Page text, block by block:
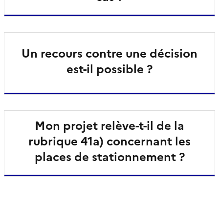
Un recours contre une décision
est-il possible ?
Mon projet relève-t-il de la
rubrique 41a) concernant les
places de stationnement ?